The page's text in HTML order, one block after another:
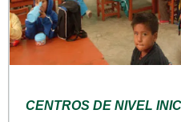
CENTROS DE NIVEL